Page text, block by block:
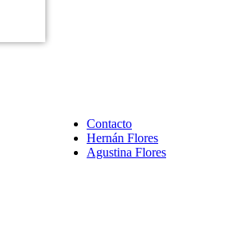
Contacto
Hernán Flores
Agustina Flores